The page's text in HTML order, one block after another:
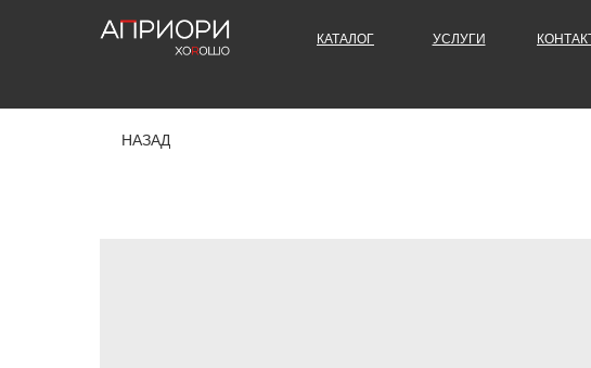
УСЛУГИ
КАТАЛОГ
НАЗАД